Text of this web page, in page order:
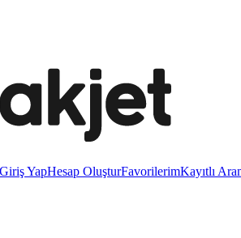
Giriş YapHesap OluşturFavorilerimKayıtlı